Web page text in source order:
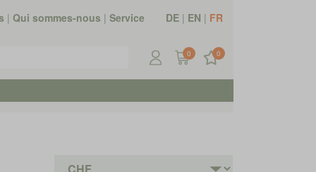
| Qui sommes-nous | Service DE | EN | FR
0 0